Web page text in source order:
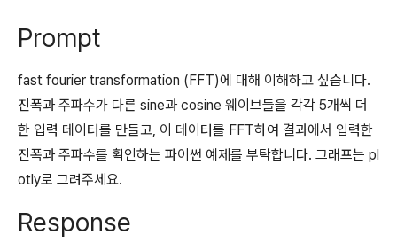
Prompt
fast fourier transformation (FFT)에 대해 이해하고 싶습니다.
진폭과 주파수가 다른 sine과 cosine 웨이브들을 각각 5개씩 더
한 입력 데이터를 만들고, 이 데이터를 FFT하여 결과에서 입력한
진폭과 주파수를 확인하는 파이썬 예제를 부탁합니다. 그래프는 pl
otly로 그려주세요.
Response